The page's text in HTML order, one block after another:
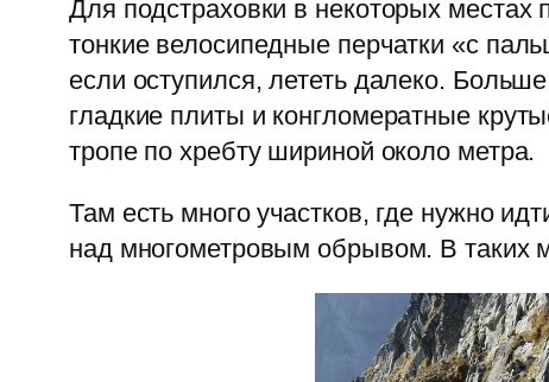
Для подстраховки в некоторых
тонкие велосипедные перчатки «с
если оступился, лететь далеко.
гладкие плиты и конгломератные
тропе по хребту шириной около метра.
Там есть много участков, где нужно
над многометровым обрывом. В таких